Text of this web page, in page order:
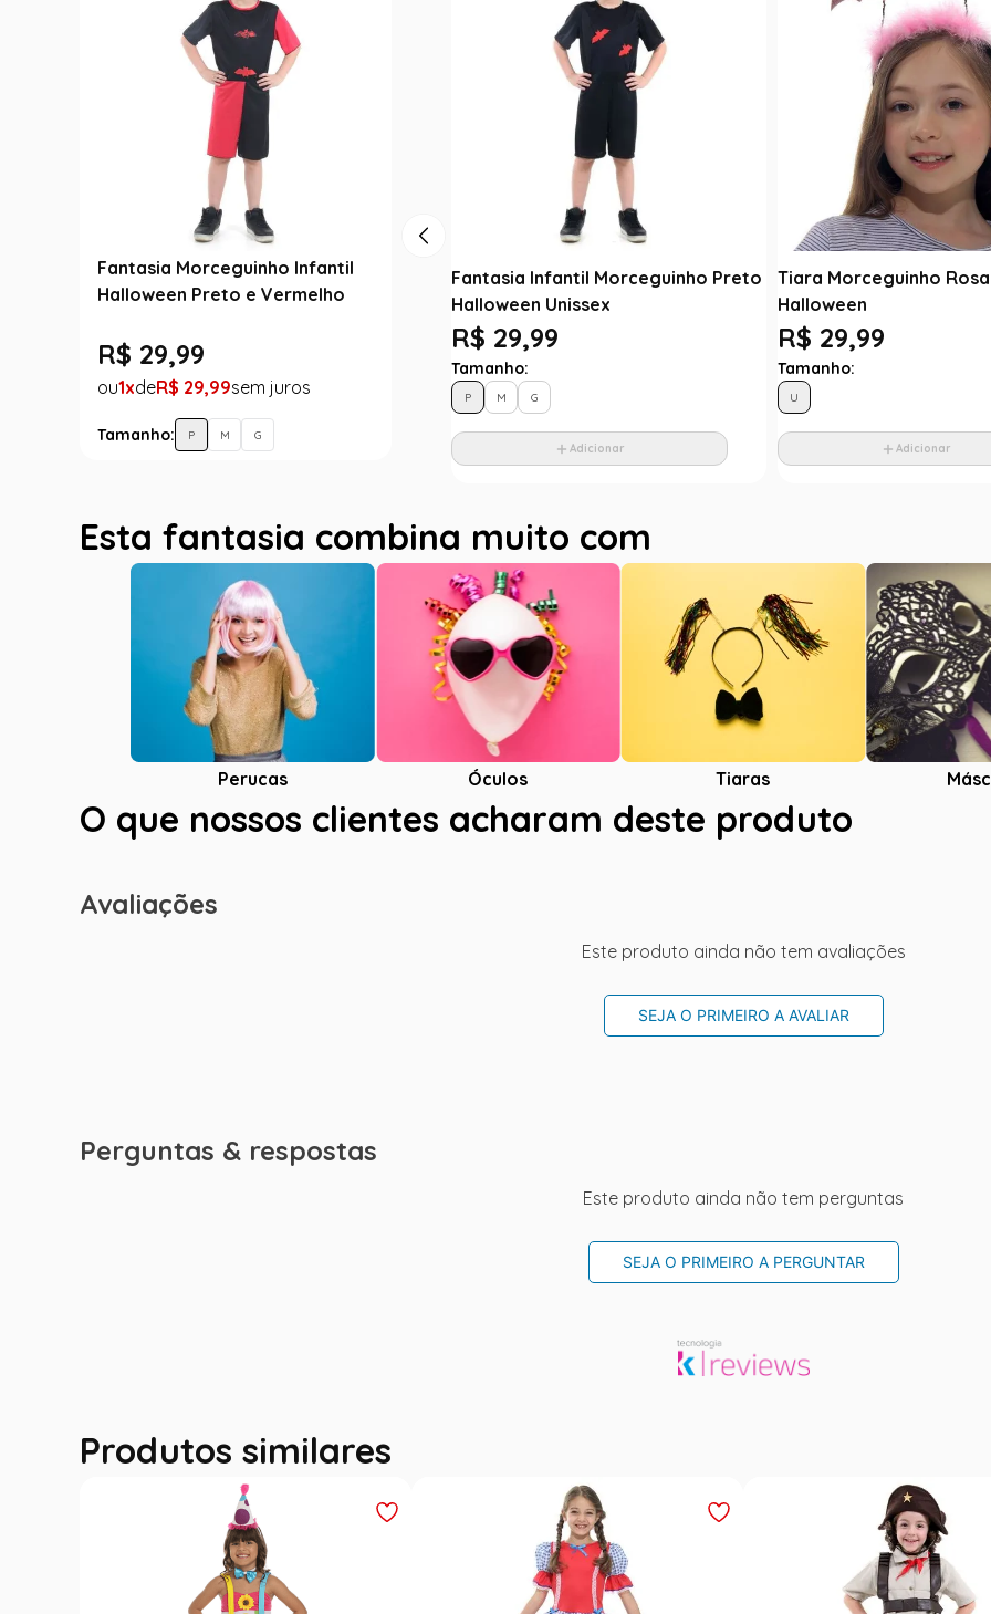
Fantasia Morceguinho Infantil
Halloween Preto e Vermelho
R$ 29,99
1 R$ 29,99
Tamanho: P M G
Fantasia Infantil Morceguinho Preto
Halloween Unissex
R$ 29,99
Tamanho:
P M G
Adicionar
Tiara Morceguinho
Halloween
R$ 29,99
Tamanho:
U
Adicionar
Esta fantasia combina muito com
Perucas Óculos Tiaras
O que nossos clientes acharam deste produto
Avaliações
Este produto ainda não tem avaliações
SEJA O PRIMEIRO A AVALIAR
Perguntas & respostas
Este produto ainda não tem perguntas
SEJA O PRIMEIRO A PERGUNTAR
Produtos similares